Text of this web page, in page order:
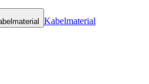
Kabelmaterial